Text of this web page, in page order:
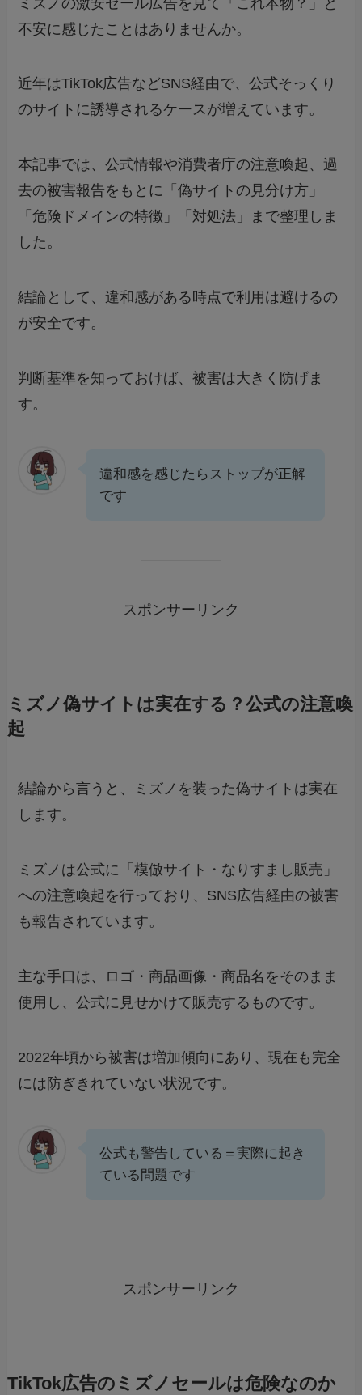
不安に感じたことはありませんか。
近年はTikTok広告などSNS経由で、公式そっくり
のサイトに誘導されるケースが増えています。
本記事では、公式情報や消費者庁の注意喚起、過
去の被害報告をもとに「偽サイトの見分け方」
「危険ドメインの特徴」「対処法」まで整理しま
した。
結論として、違和感がある時点で利用は避けるの
が安全です。
判断基準を知っておけば、被害は大きく防げま
す。
違和感を感じたらストップが正解
です
スポンサーリンク
ミズノ偽サイトは実在する？公式の注意喚
起
結論から言うと、ミズノを装った偽サイトは実在
します。
ミズノは公式に「模倣サイト・なりすまし販売」
への注意喚起を行っており、SNS広告経由の被害
も報告されています。
主な手口は、ロゴ・商品画像・商品名をそのまま
使用し、公式に見せかけて販売するものです。
2022年頃から被害は増加傾向にあり、現在も完全
には防ぎきれていない状況です。
公式も警告している＝実際に起き
ている問題です
スポンサーリンク
TikTok広告のミズノセールは危険なのか